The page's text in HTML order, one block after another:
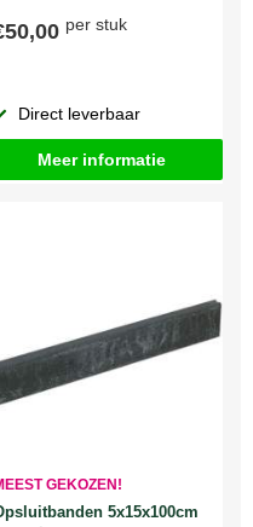
per stuk
Direct leverbaar
Meer informatie
GEKOZEN!
5x15x100cm